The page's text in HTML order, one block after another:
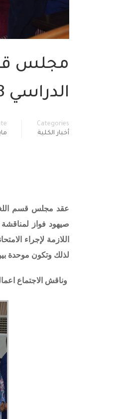
مجلس
الدراسي 2018-2019
Categories
أخبار الكلية
مايو
صيهود فواز
اللازمة لإجراء
لذلك وتكون موحدة
وناقش الاجتماع